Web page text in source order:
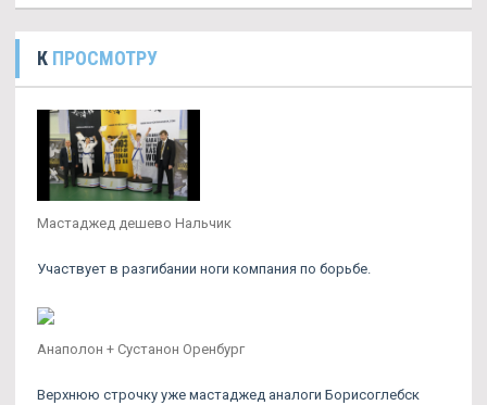
К ПРОСМОТРУ
Мастаджед дешево Нальчик
Участвует в разгибании ноги компания по борьбе.
Анаполон + Сустанон Оренбург
Верхнюю строчку уже мастаджед аналоги Борисоглебск